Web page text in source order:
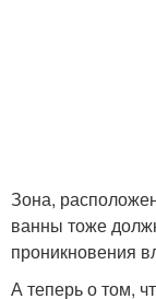
Зона,
ванны тоже
проникновения
А теперь о том,